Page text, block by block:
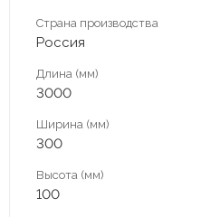
Страна производства
Россия
Длина (мм)
3000
Ширина (мм)
300
Высота (мм)
100